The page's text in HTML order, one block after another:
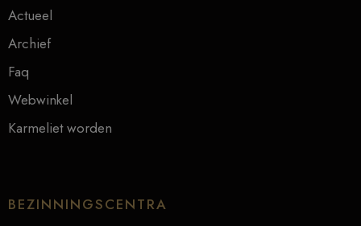
Actueel
Archief
Faq
Webwinkel
Karmeliet worden
BEZINNINGSCENTRA